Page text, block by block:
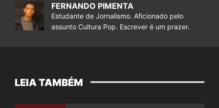
FERNANDO PIMENTA
Estudante de Jornalismo. Aficionado pelo
assunto Cultura Pop. Escrever é um prazer.
LEIA TAMBÉM